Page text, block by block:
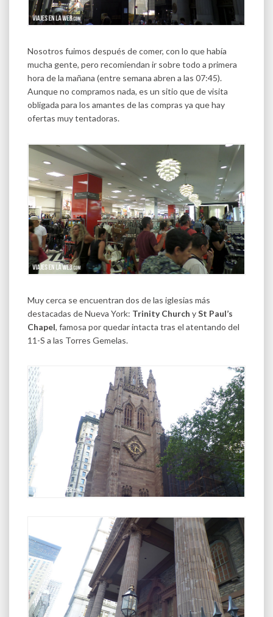
Nosotros fuimos después de comer, con lo que había
mucha gente, pero recomiendan ir sobre todo a primera
hora de la mañana (entre semana abren a las 07:45).
Aunque no compramos nada, es un sitio que de visita
obligada para los amantes de las compras ya que hay
ofertas muy tentadoras.
Muy cerca se encuentran dos de las iglesias más
destacadas de Nueva York: Trinity Church ySt Paul’s
Chapel, famosa por quedar intacta tras el atentando del
11-S a las Torres Gemelas.